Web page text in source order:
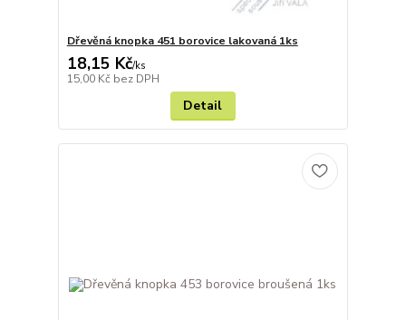
Dřevěná knopka 451 borovice lakovaná 1ks
18,15 Kč/ks
15,00 Kč bez DPH
Detail